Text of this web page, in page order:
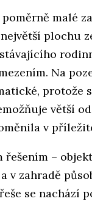
malé
plochu
Na
protože
větší
v
–
v zahradě
se nachází